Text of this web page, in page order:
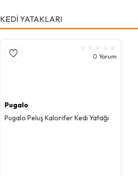
KEDİ YATAKLARI
0 Yorum
Pugalo
Pugalo Peluş Kalorifer Kedi Yatağı